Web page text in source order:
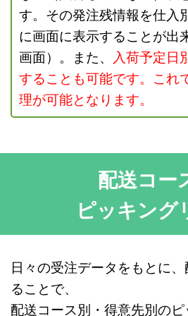
す。その発注残情報を仕入
に画面に表示することが出
画面）。また、
入荷予定日
することも可能です。 これ
理が可能となります。
配送コー
ピッキング
日々の受注データをもとに
ることで、
配送コース別・得意先別の